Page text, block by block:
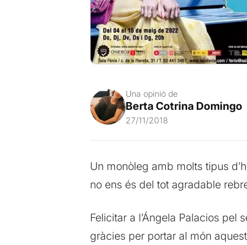
Una opinió de
Berta Cotrina Domingo
27/11/2018
Un monòleg amb molts tipus
no ens és del tot agradable
Felicitar a l’Ángela Palacios
gràcies per portar al món